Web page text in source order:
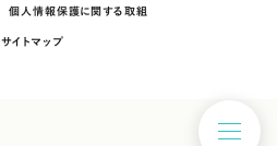
個人情報保護に関する取組
サイトマップ